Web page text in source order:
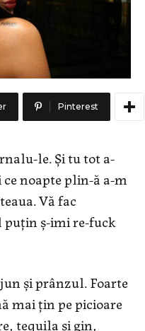
Pinterest
le. Și tu tot a-
noapte plin-ă a-m
Vă fac
puțin ș-imi re-fuck
și prânzul. Foarte
mai țin pe picioare
tequila și gin,